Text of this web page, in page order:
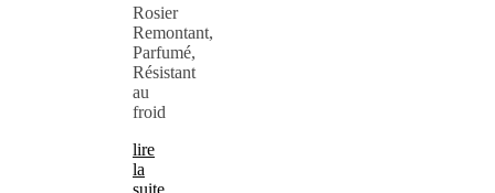
Rosier
Remontant,
Parfumé,
Résistant
au
froid
lire
la
suite